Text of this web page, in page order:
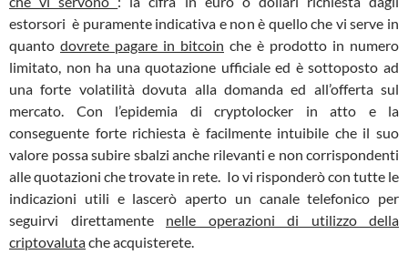
estorsori è puramente indicativa e non è quello che vi serve in
quanto dovrete pagare in bitcoin che è prodotto in numero
limitato, non ha una quotazione ufficiale ed è sottoposto ad
una forte volatilità dovuta alla domanda ed all’offerta sul
mercato. Con l’epidemia di cryptolocker in atto e la
conseguente forte richiesta è facilmente intuibile che il suo
valore possa subire sbalzi anche rilevanti e non corrispondenti
alle quotazioni che trovate in rete. Io vi risponderò con tutte le
indicazioni utili e lascerò aperto un canale telefonico per
seguirvi direttamente nelle operazioni di utilizzo della
criptovalutache acquisterete.